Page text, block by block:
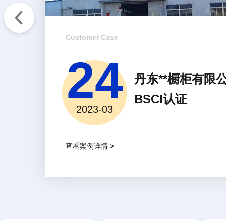
Customer Case
24
2023-03
丹东**橱柜有限
BSCI认证
查看案例详情 >